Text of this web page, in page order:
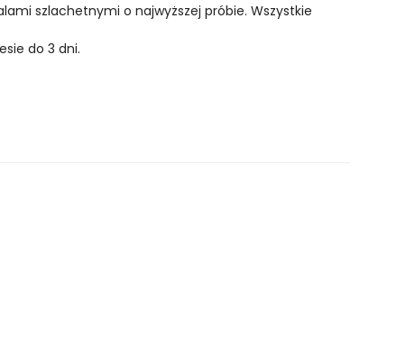
szlachetnymi o najwyższej próbie. Wszystkie
do 3 dni.